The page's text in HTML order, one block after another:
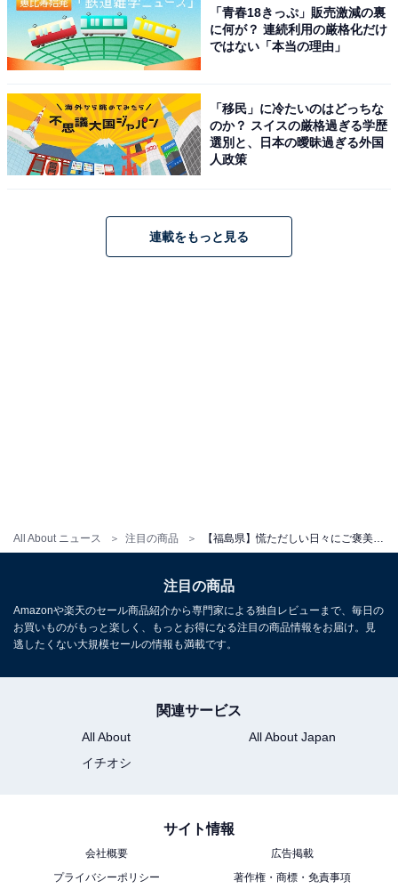
All About ニュース 注目の商品
磐梯熱海温泉 ホテル華の湯（画像：「磐梯熱海温泉 ホテル華の湯」公式
Webサイトより）
「磐梯熱海温泉 ホテル華の湯」は、毎分427リットルの
豊富な湯量を誇る「美人の湯」をさまざまな湯舎で贅沢
に楽しめる宿です。最上階の「展望ひのき癒しの湯」や
ステーキや「常磐もの」の魚介類を存分に堪能できま
所在地：福島県郡山市熱海町熱海5丁目 8-60
5分（無料送迎あり・要連絡）／磐越自動車道「磐梯熱
海IC」より車で約8分
大人1名（参考価格）：1万5400円
チェックアウト：10:00
※プランにより時間が異なる可能性があります
「青春18きっぷ」販売激減の裏
に何が？ 連続利用の厳格化だけ
ではない「本当の理由」
「移民」に冷たいのはどっちな
のか？ スイスの厳格過ぎる学歴
選別と、日本の曖昧過ぎる外国
人政策
連載をもっと見る
注目の商品
Amazonや楽天のセール商品紹介から専門家による独自レビューまで、毎日の
お買いものがもっと楽しく、もっとお得になる注目の商品情報をお届け。見
逃したくない大規模セールの情報も満載です。
関連サービス
All About
All About Japan
イチオシ
サイト情報
会社概要
広告掲載
プライバシーポリシー
著作権・商標・免責事項